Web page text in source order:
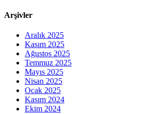
Arşivler
Aralık 2025
Kasım 2025
Ağustos 2025
Temmuz 2025
Mayıs 2025
Nisan 2025
Ocak 2025
Kasım 2024
Ekim 2024